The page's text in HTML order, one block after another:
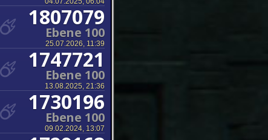
1807079
Ebene 100
25.07.2026, 11:39
1747721
Ebene 100
13.08.2025, 21:36
1730196
Ebene 100
09.02.2024, 13:07